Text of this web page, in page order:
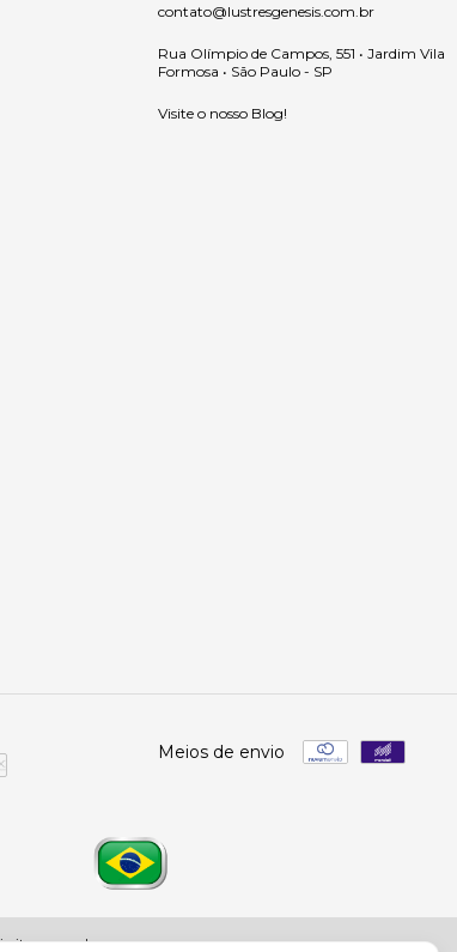
contato@lustresgenesis.com.br
Rua Olímpio de Campos, 551 • Jardim Vila
Formosa • São Paulo - SP
Visite o nosso Blog!
Meios de envio
reservados.